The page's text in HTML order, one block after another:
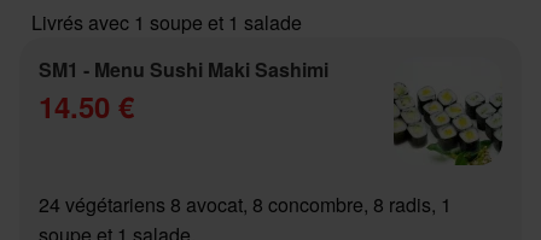
Livrés avec 1 soupe et 1 salade
SM1 - Menu Sushi Maki Sashimi
14.50 €
24 végétariens 8 avocat, 8 concombre, 8 radis, 1
soupe et 1 salade.